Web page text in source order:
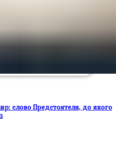
слово Предстоятеля, до якого